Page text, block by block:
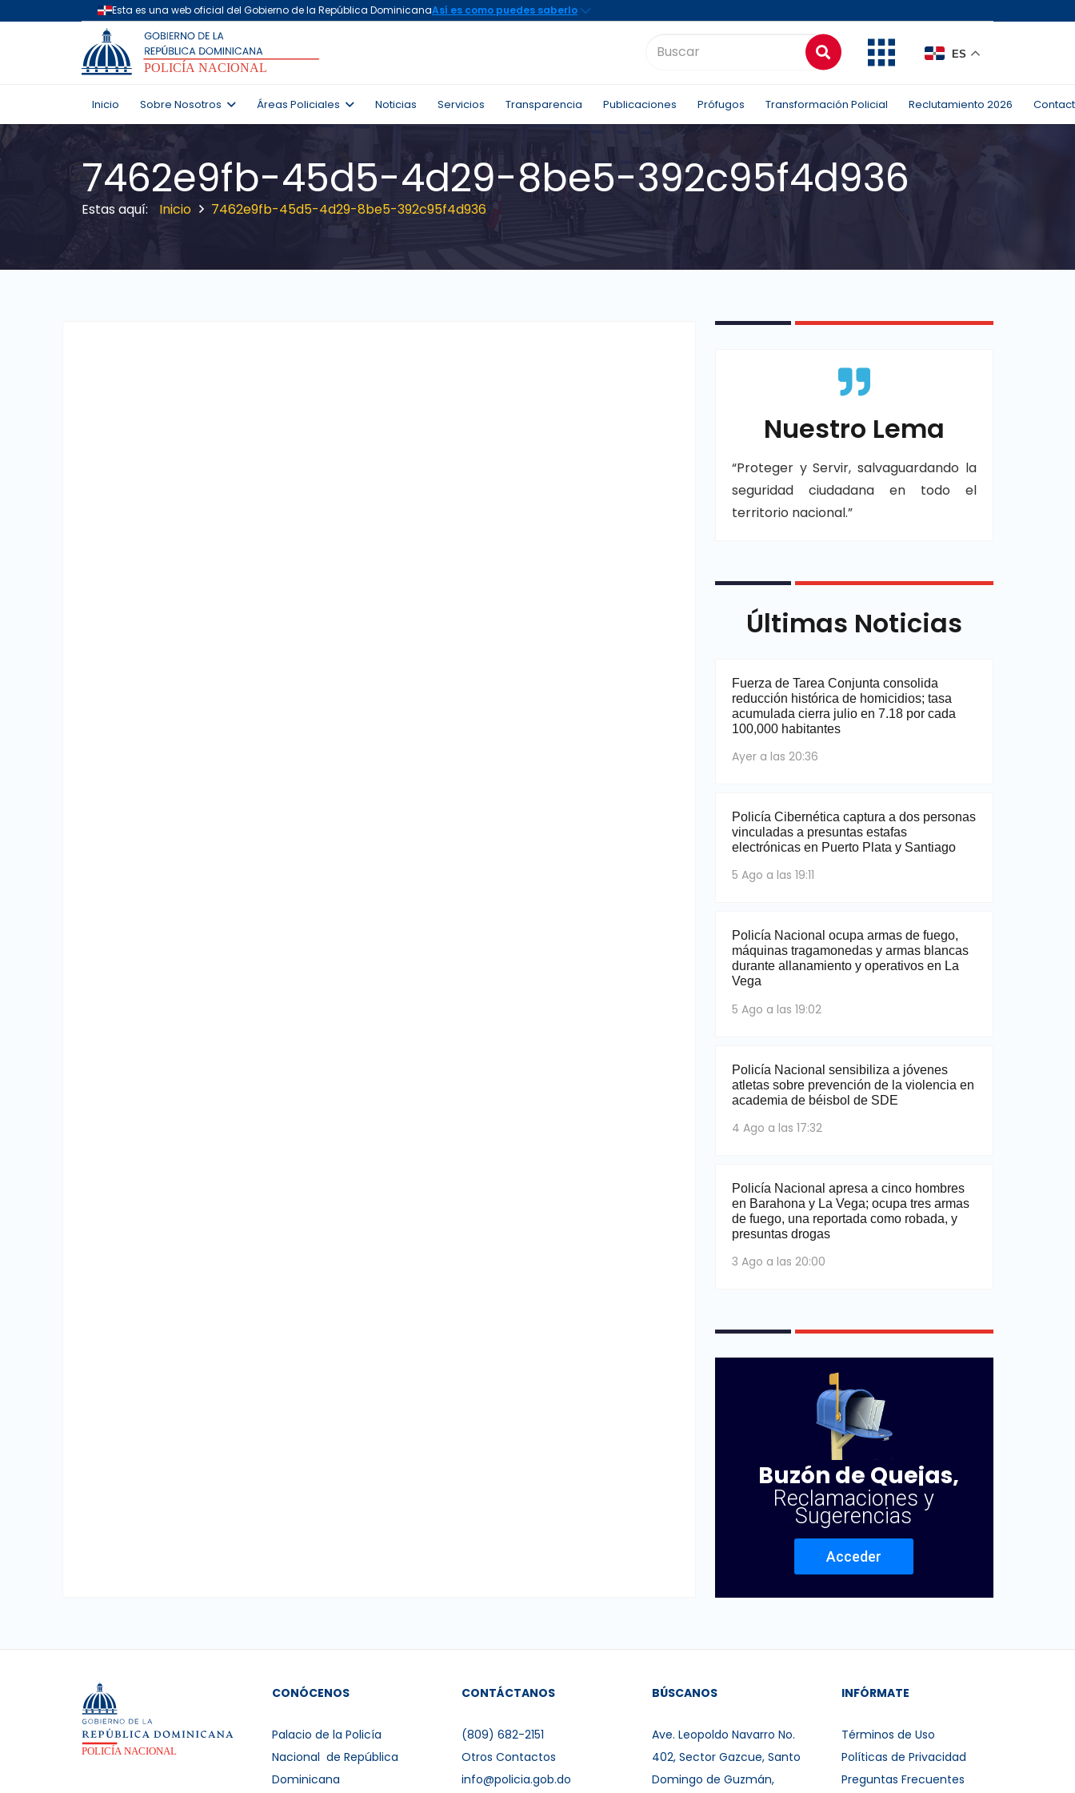
ES
Inicio Sobre Nosotros Áreas Policiales Noticias Servicios Transparencia Publicaciones Prófugos Transformación Policial Reclutamiento 2026
7462e9fb-45d5-4d29-8be5-392c95f4d936
Inicio 7462e9fb-45d5-4d29-8be5-392c95f4d936
Nuestro Lema
“Proteger y Servir, salvaguardando la
seguridad ciudadana en todo el
territorio nacional.”
Últimas Noticias
Fuerza de Tarea Conjunta consolida
reducción histórica de homicidios; tasa
acumulada cierra julio en 7.18 por cada
100,000 habitantes
Ayer a las 20:36
Policía Cibernética captura a dos personas
vinculadas a presuntas estafas
electrónicas en Puerto Plata y Santiago
5 Ago a las 19:11
Policía Nacional ocupa armas de fuego,
máquinas tragamonedas y armas blancas
durante allanamiento y operativos en La
Vega
5 Ago a las 19:02
Policía Nacional sensibiliza a jóvenes
atletas sobre prevención de la violencia en
academia de béisbol de SDE
4 Ago a las 17:32
Policía Nacional apresa a cinco hombres
en Barahona y La Vega; ocupa tres armas
de fuego, una reportada como robada, y
presuntas drogas
3 Ago a las 20:00
Buzón de Quejas,
Reclamaciones y
Sugerencias
Acceder
CONÓCENOS
Palacio de la Policía
Nacional de República
Dominicana
CONTÁCTANOS
(809) 682-2151
Otros Contactos
info@policia.gob.do
BÚSCANOS
Ave. Leopoldo Navarro No.
402, Sector Gazcue, Santo
Domingo de Guzmán,
INFÓRMATE
Términos de Uso
Políticas de Privacidad
Preguntas Frecuentes